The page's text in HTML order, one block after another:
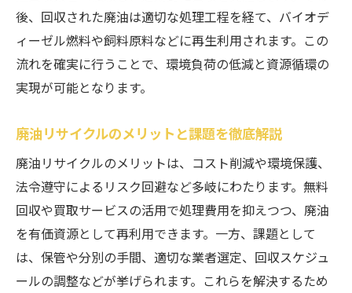
後、回収された廃油は適切な処理工程を経て、バイオデ
ィーゼル燃料や飼料原料などに再生利用されます。この
流れを確実に行うことで、環境負荷の低減と資源循環の
実現が可能となります。
廃油リサイクルのメリットと課題を徹底解説
廃油リサイクルのメリットは、コスト削減や環境保護、
法令遵守によるリスク回避など多岐にわたります。無料
回収や買取サービスの活用で処理費用を抑えつつ、廃油
を有価資源として再利用できます。一方、課題として
は、保管や分別の手間、適切な業者選定、回収スケジュ
ールの調整などが挙げられます。これらを解決するため